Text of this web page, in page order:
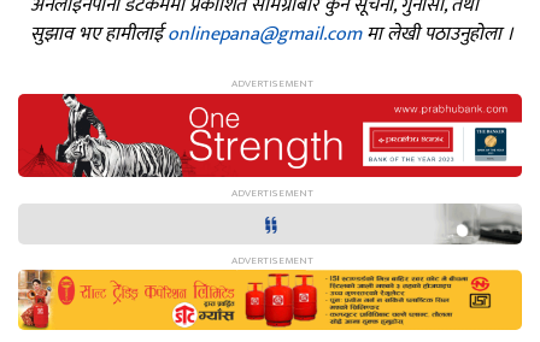
सुझाव भए हामीलाईonlinepana@gmail.comमा लेखी पठाउनुहोला ।